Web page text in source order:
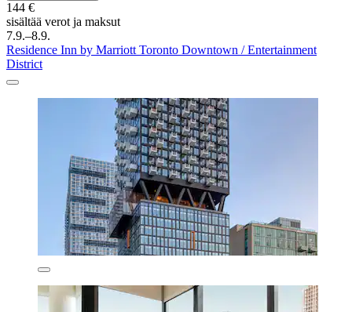
144 €
sisältää verot ja maksut
7.9.–8.9.
Residence Inn by Marriott Toronto Downtown / Entertainment
District